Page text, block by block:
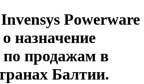
Powerware
назначение
по продажам в
Балтии.